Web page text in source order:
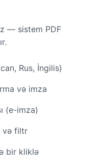
— sistem PDF
Rus, İngilis)
və imza
(e-imza)
və filtr
bir kliklə